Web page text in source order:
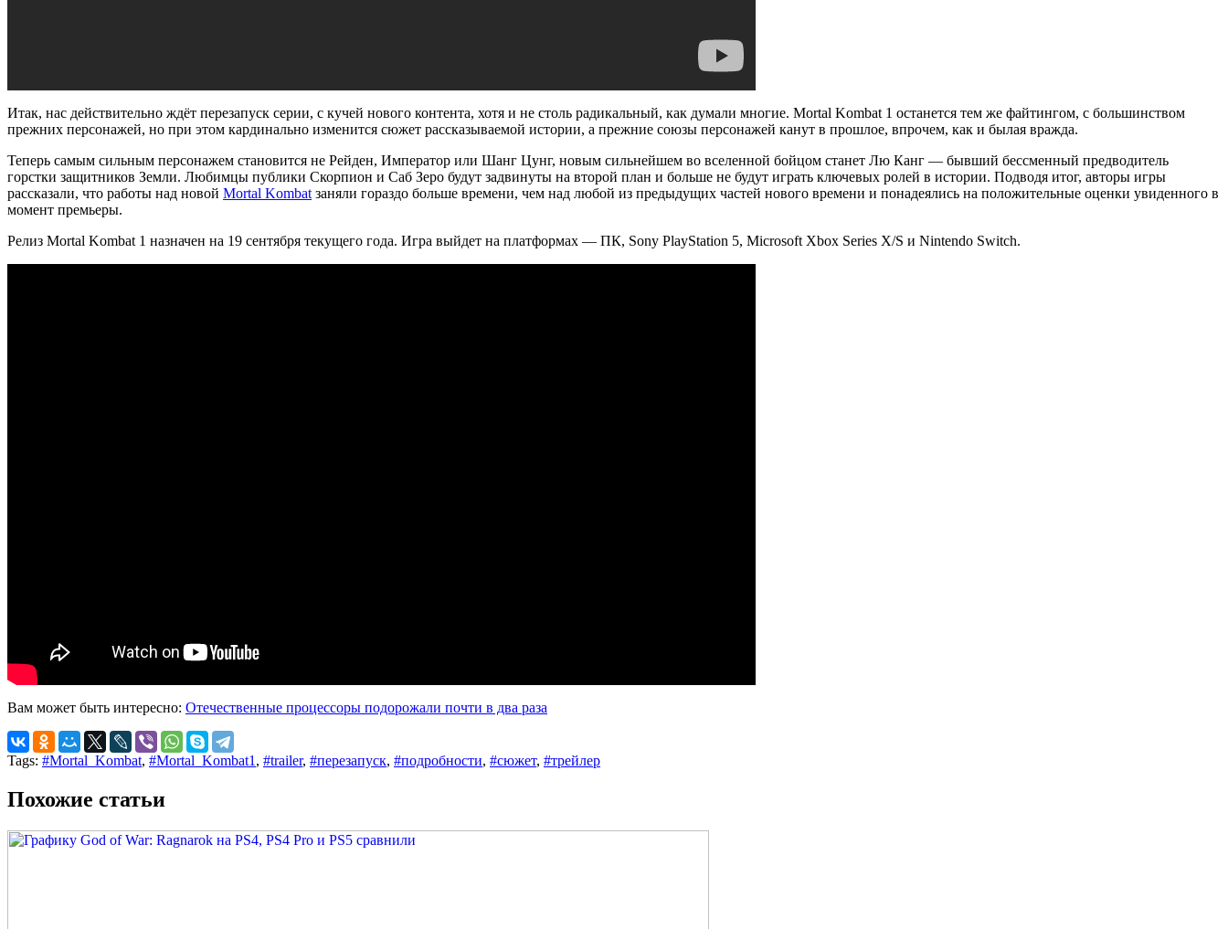
Итак, нас действительно ждёт перезапуск серии, с кучей нового контента, хотя и не столь радикальный, как думали многие. Mortal Kombat 1 останется тем же файтингом, с большинством
прежних персонажей, но при этом кардинально изменится сюжет рассказываемой истории, а прежние союзы персонажей канут в прошлое, впрочем, как и былая вражда.
Теперь самым сильным персонажем становится не Рейден, Император или Шанг Цунг, новым сильнейшем во вселенной бойцом станет Лю Канг — бывший бессменный предводитель
горстки защитников Земли. Любимцы публики Скорпион и Саб Зеро будут задвинуты на второй план и больше не будут играть ключевых ролей в истории. Подводя итог, авторы игры
рассказали, что работы над новой Mortal Kombat заняли гораздо больше времени, чем над любой из предыдущих частей нового времени и понадеялись на положительные оценки увиденного в
момент премьеры.
Релиз Mortal Kombat 1 назначен на 19 сентября текущего года. Игра выйдет на платформах — ПК, Sony PlayStation 5, Microsoft Xbox Series X/S и Nintendo Switch.
Вам может быть интересно: Отечественные процессоры подорожали почти в два раза
Tags: #Mortal_Kombat, #Mortal_Kombat1 , #trailer, #перезапуск, #подробности, #сюжет, #трейлер
Похожие статьи